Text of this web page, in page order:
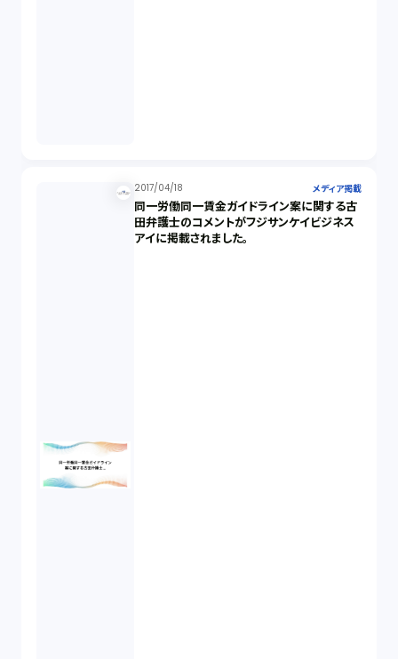
2017/04/18 メディア掲載
同一労働同一賃金ガイドライン案に関する古
田弁護士のコメントがフジサンケイビジネス
アイに掲載されました。